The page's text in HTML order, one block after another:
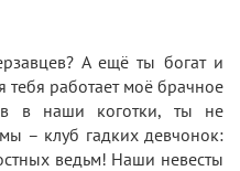
А ещё ты богат и
тебя работает моё брачное
в наши коготки, ты не
– клуб гадких девчонок:
ведьм! Наши невесты